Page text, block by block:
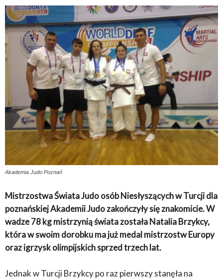
Akademia Judo Poznań
Mistrzostwa Świata Judo osób Niesłyszących w Turcji dla
poznańskiej Akademii Judo zakończyły się znakomicie. W
wadze 78 kg mistrzynią świata została Natalia Brzykcy,
która w swoim dorobku ma już medal mistrzostw Europy
oraz igrzysk olimpijskich sprzed trzech lat.
Jednak w Turcji Brzykcy po raz pierwszy stanęła na